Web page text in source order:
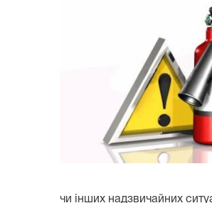
чи інших надзвичайних